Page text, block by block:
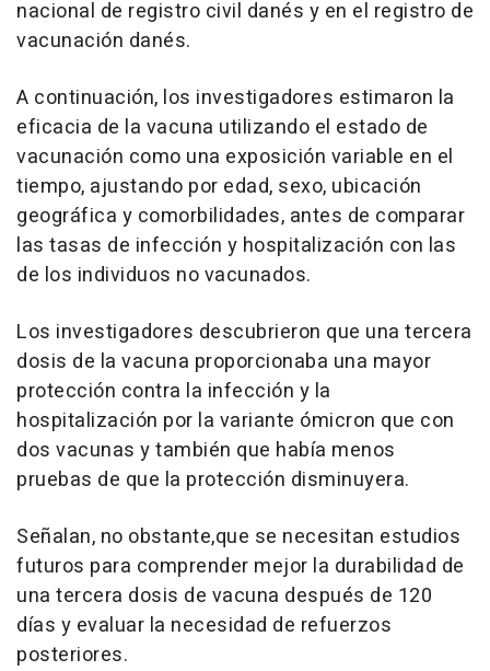
nacional de registro civil danés y en el registro de
vacunación danés.
A continuación, los investigadores estimaron la
eficacia de la vacuna utilizando el estado de
vacunación como una exposición variable en el
tiempo, ajustando por edad, sexo, ubicación
geográfica y comorbilidades, antes de comparar
las tasas de infección y hospitalización con las
de los individuos no vacunados.
Los investigadores descubrieron que una tercera
dosis de la vacuna proporcionaba una mayor
protección contra la infección y la
hospitalización por la variante ómicron que con
dos vacunas y también que había menos
pruebas de que la protección disminuyera.
Señalan, no obstante,que se necesitan estudios
futuros para comprender mejor la durabilidad de
una tercera dosis de vacuna después de 120
días y evaluar la necesidad de refuerzos
posteriores.